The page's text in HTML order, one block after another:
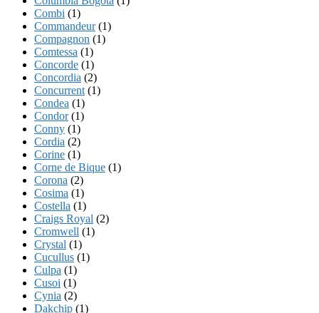
Combi (1)
Commandeur(1)
Compagnon (1)
Comtessa (1)
Concorde (1)
Concordia (2)
Concurrent (1)
Condea (1)
Condor(1)
Conny (1)
Cordia (2)
Corine (1)
Corne de Bique (1)
Corona (2)
Cosima (1)
Costella (1)
Craigs Royal (2)
Cromwell (1)
Crystal (1)
Cucullus (1)
Culpa (1)
Cusoi (1)
Cynia (2)
Dakchip (1)